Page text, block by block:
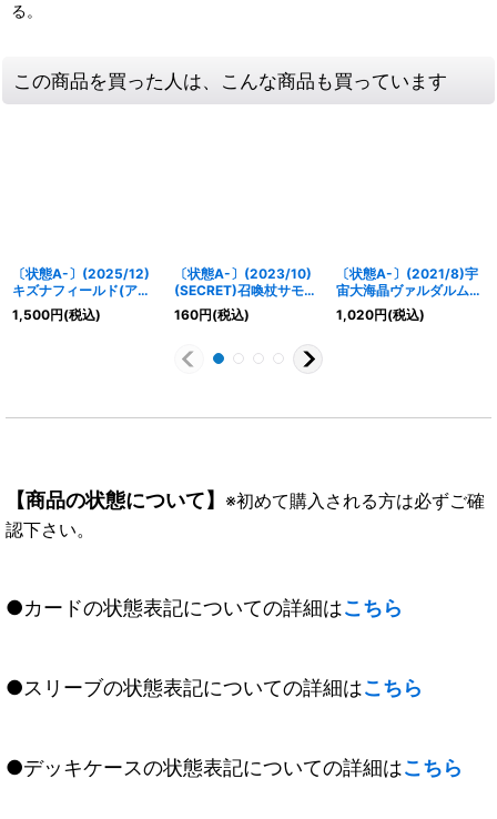
る。
この商品を買った人は、こんな商品も買っています
〔状態A-〕(2025/12)
キズナフィールド(アニ
メ背景/Jイラスト)【R】
{BS72-084}《多》
1,500円(税込)
〔状態A-〕(2023/10)
(SECRET)召喚杖サモ
ン・ピーク【X-SEC】
{BS65-X08}《多》
160円(税込)
〔状態A-〕(2021/8)宇
宙大海晶ヴァルダルム
【X】{BS56-X09}
《多》
1,020円(税込)
【商品の状態について】 ※初めて購入される方は必ずご確
認下さい。
●カードの状態表記についての詳細はこちら
●スリーブの状態表記についての詳細はこちら
●デッキケースの状態表記についての詳細はこちら